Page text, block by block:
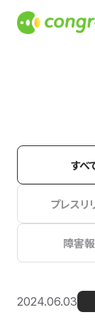
すべ
プレスリ
障害
2024.06.03